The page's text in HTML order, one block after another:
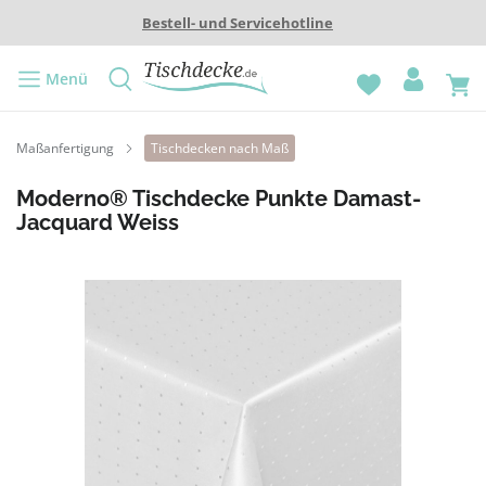
Bestell- und Servicehotline
Menü
Maßanfertigung Tischdecken nach Maß
Moderno® Tischdecke Punkte Damast-
Jacquard Weiss